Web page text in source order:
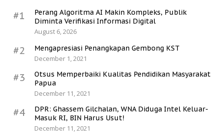
#1
Perang Algoritma AI Makin Kompleks, Publik
Diminta Verifikasi Informasi Digital
August 6, 2026
#2
Mengapresiasi Penangkapan Gembong KST
December 1, 2021
#3
Otsus Memperbaiki Kualitas Pendidikan Masyarakat
Papua
December 11, 2021
#4
DPR: Ghassem Gilchalan, WNA Diduga Intel Keluar-
Masuk RI, BIN Harus Usut!
December 11, 2021